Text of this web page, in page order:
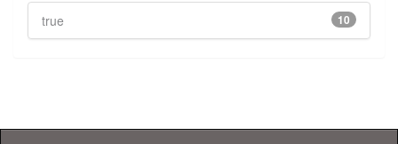
10
true